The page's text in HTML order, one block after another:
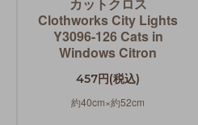
Clothworks City Lights
Y3096-126 Cats in
Windows Citron
457円(税込)
約40cm×約52cm